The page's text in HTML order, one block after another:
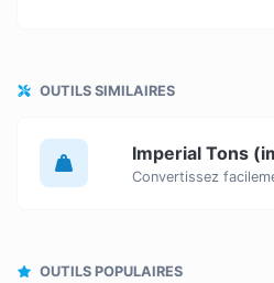
OUTILS SIMILAIRES
OUTILS POPULAIRES